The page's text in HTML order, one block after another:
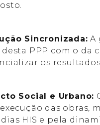
Sincronizada: A
desta PPP com o
os
Social e Urbano:
das obras,
HIS e pela